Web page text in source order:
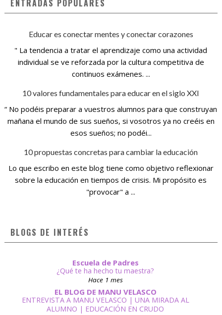
ENTRADAS POPULARES
Educar es conectar mentes y conectar corazones
" La tendencia a tratar el aprendizaje como una actividad
individual se ve reforzada por la cultura competitiva de
continuos exámenes. ...
10 valores fundamentales para educar en el siglo XXI
“ No podéis preparar a vuestros alumnos para que construyan
mañana el mundo de sus sueños, si vosotros ya no creéis en
esos sueños; no podéi...
10 propuestas concretas para cambiar la educación
Lo que escribo en este blog tiene como objetivo reflexionar
sobre la educación en tiempos de crisis. Mi propósito es
"provocar" a ...
BLOGS DE INTERÉS
Escuela de Padres
¿Qué te ha hecho tu maestra?
Hace 1 mes
EL BLOG DE MANU VELASCO
ENTREVISTA A MANU VELASCO | UNA MIRADA AL
ALUMNO | EDUCACIÓN EN CRUDO